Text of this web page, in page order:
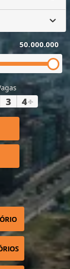
50.000.000
3 4+